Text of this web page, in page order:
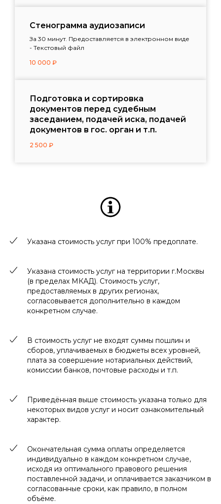
Стенограмма аудиозаписи
За 30 минут. Предоставляется в электронном виде
- Текстовый файл
10 000 ₽
Подготовка и сортировка
документов перед судебным
заседанием, подачей иска, подачей
документов в гос. орган и т.п.
2 500 ₽
Указана стоимость услуг при 100% предоплате.
Указана стоимость услуг на территории г.Москвы
(в пределах МКАД). Стоимость услуг,
предоставляемых в других регионах,
согласовывается дополнительно в каждом
конкретном случае.
В стоимость услуг не входят суммы пошлин и
сборов, уплачиваемых в бюджеты всех уровней,
плата за совершение нотариальных действий,
комиссии банков, почтовые расходы и т.п.
Приведённая выше стоимость указана только для
некоторых видов услуг и носит ознакомительный
характер.
Окончательная сумма оплаты определяется
индивидуально в каждом конкретном случае,
исходя из оптимального правового решения
поставленной задачи, и оплачивается заказчиком в
согласованные сроки, как правило, в полном
объёме.